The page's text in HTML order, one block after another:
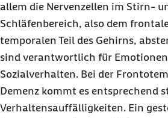
allem die Nervenzellen im Stirn-
Schläfenbereich, also dem
temporalen Teil des Gehirns,
sind verantwortlich für
Sozialverhalten. Bei der
Demenz kommt es entsprechend
Verhaltensauffälligkeiten. Ein